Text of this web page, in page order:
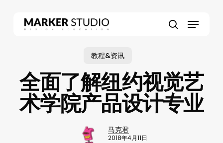
Menu
教程&资讯
全面了解纽约视觉艺
术学院产品设计专业
马克君
2018年4月11日